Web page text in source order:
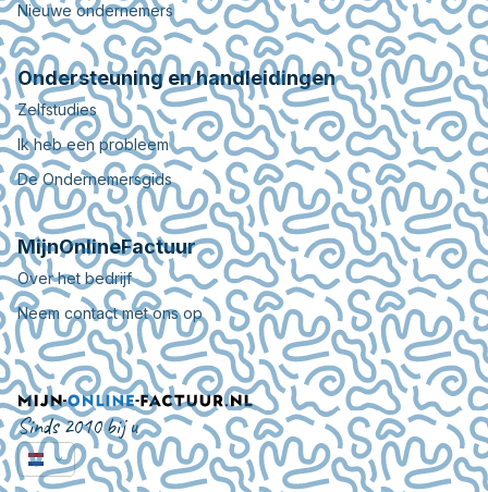
Nieuwe ondernemers
Ondersteuning en handleidingen
Zelfstudies
Ik heb een probleem
De Ondernemersgids
MijnOnlineFactuur
Over het bedrijf
Neem contact met ons op
Sinds 2010 bij u